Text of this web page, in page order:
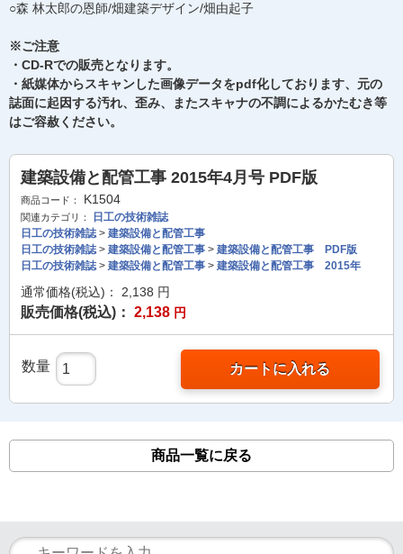
○森 林太郎の恩師/畑建築デザイン/畑由起子
※ご注意
・CD-Rでの販売となります。
・紙媒体からスキャンした画像データをpdf化しております、元の
誌面に起因する汚れ、歪み、またスキャナの不調によるかたむき等
はご容赦ください。
建築設備と配管工事 2015年4月号 PDF版
商品コード： K1504
関連カテゴリ：
日工の技術雑誌
日工の技術雑誌> 建築設備と配管工事
日工の技術雑誌> 建築設備と配管工事 > 建築設備と配管工事 PDF版
日工の技術雑誌> 建築設備と配管工事 > 建築設備と配管工事 2015年
通常価格(税込)： 2,138 円
販売価格(税込)： 2,138 円
数量 カートに入れる
商品一覧に戻る